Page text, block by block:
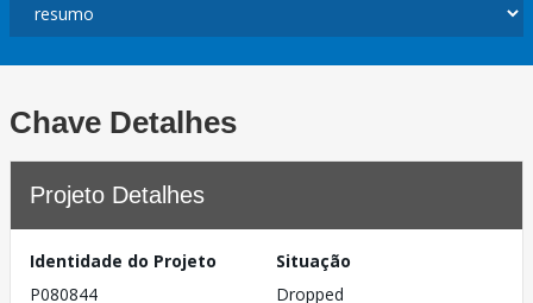
Chave Detalhes
Projeto Detalhes
Identidade do Projeto
P080844
Situação
Dropped